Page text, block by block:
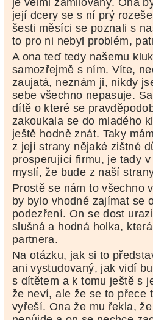
její dcery se s ní prý
šesti měsíci se poznali s
to pro ni nebyl problém,
A ona teď tedy našemu
samozřejmě s ním. Víte,
zaujatá, neznám ji, nikdy
sebe všechno nepasuje.
dítě o které se
zakoukala se do mladého
ještě hodně znát. Taky
z její strany nějaké zištné
prosperující firmu, je tady
myslí, že bude z naší
Prostě se nám to všechno
by bylo vhodné zajímat se
podezření. On se dost
slušná a hodná holka,
partnera.
Na otázku, jak si to
ani vystudovaný, jak vidí
s dítětem a k tomu ještě s
že neví, ale že se to přece
vyřeší. Ona že mu řekla,